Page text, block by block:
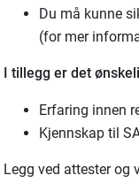
Du må kunne
(for mer
I tillegg er det
Erfaring innen
Kjennskap til
Legg ved attester og